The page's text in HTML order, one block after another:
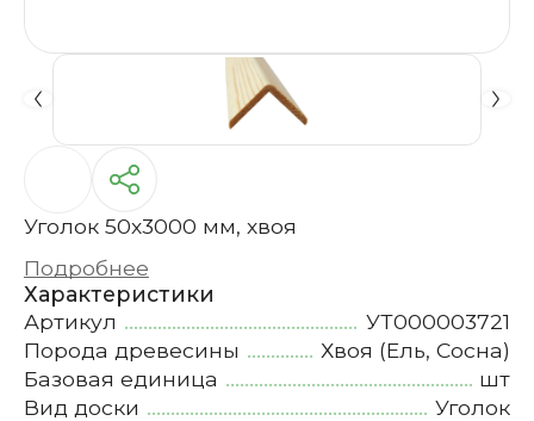
Уголок 50х3000 мм, хвоя
Подробнее
Характеристики
Артикул
УТ000003721
Порода древесины
Хвоя (Ель, Сосна)
Базовая единица
шт
Вид доски
Уголок